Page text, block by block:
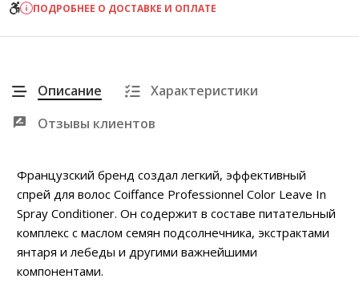
ПОДРОБНЕЕ О ДОСТАВКЕ И ОПЛАТЕ
Описание
Характеристики
Отзывы клиентов
Французский бренд создал легкий, эффективный
спрей для волос Coiffance Professionnel Color Leave In
Spray Conditioner. Он содержит в составе питательный
комплекс с маслом семян подсолнечника, экстрактами
янтаря и лебеды и другими важнейшими
компонентами.